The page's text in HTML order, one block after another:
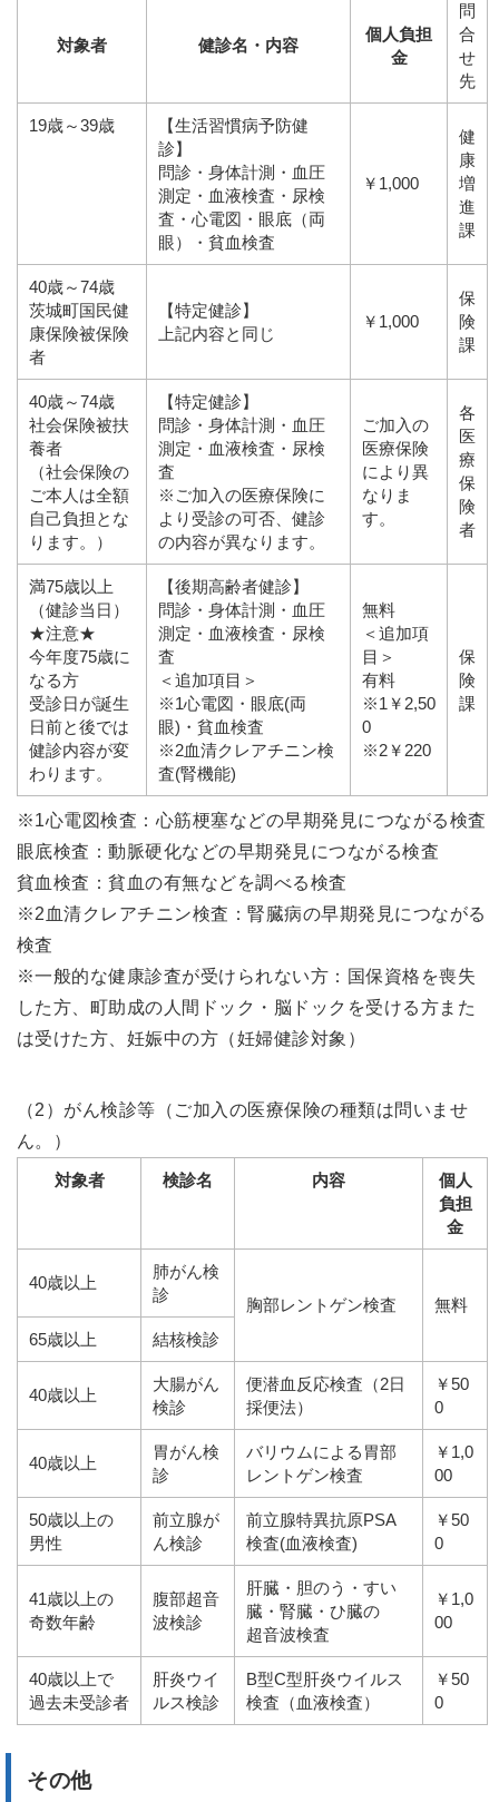
対象者 健診名・内容
個人負担
金
問
合
せ
先
19歳～39歳
【生活習慣病予防健
診】
問診・身体計測・血圧
測定・血液検査・尿検
査・心電図・眼底（両
眼）・貧血検査
￥1,000
健
康
増
進
課
40歳～74歳
茨城町国民健
康保険被保険
者
【特定健診】
上記内容と同じ
￥1,000
保
険
課
40歳～74歳
社会保険被扶
養者
（社会保険の
ご本人は全額
自己負担とな
ります。）
【特定健診】
問診・身体計測・血圧
測定・血液検査・尿検
査
※ご加入の医療保険に
より受診の可否、健診
の内容が異なります。
ご加入の
医療保険
により異
なりま
す。
各
医
療
保
険
者
満75歳以上
（健診当日）
★注意★
今年度75歳に
なる方
受診日が誕生
日前と後では
健診内容が変
わります。
【後期高齢者健診】
問診・身体計測・血圧
測定・血液検査・尿検
査
＜追加項目＞
※1心電図・眼底(両
眼)・貧血検査
※2血清クレアチニン検
査(腎機能)
無料
＜追加項
目＞
有料
※1￥2,50
0
※2￥220
保
険
課
※1心電図検査：心筋梗塞などの早期発見につながる検査
眼底検査：動脈硬化などの早期発見につながる検査
貧血検査：貧血の有無などを調べる検査
※2血清クレアチニン検査：腎臓病の早期発見につながる
検査
※一般的な健康診査が受けられない方：国保資格を喪失
した方、町助成の人間ドック・脳ドックを受ける方また
は受けた方、妊娠中の方（妊婦健診対象）
（2）がん検診等（ご加入の医療保険の種類は問いませ
ん。）
対象者 検診名 内容
個人
負担
金
40歳以上
肺がん検
診
胸部レントゲン検査
無料
65歳以上
結核検診
40歳以上
大腸がん
検診
便潜血反応検査（2日
採便法）
￥50
0
40歳以上
胃がん検
診
バリウムによる胃部
レントゲン検査
￥1,0
00
50歳以上の
男性
前立腺が
ん検診
前立腺特異抗原PSA
検査(血液検査)
￥50
0
41歳以上の
奇数年齢
腹部超音
波検診
肝臓・胆のう・すい
臓・腎臓・ひ臓の
超音波検査
￥1,0
00
40歳以上で
過去未受診者
肝炎ウイ
ルス検診
B型C型肝炎ウイルス
検査（血液検査）
￥50
0
その他